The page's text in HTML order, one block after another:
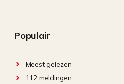
Populair
Meest gelezen
112 meldingen